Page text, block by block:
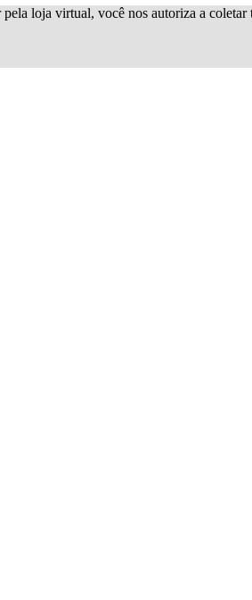
loja virtual, você nos autoriza a coletar